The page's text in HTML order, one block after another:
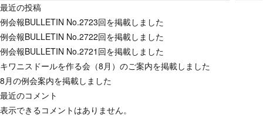
最近の投稿
例会報BULLETIN No.2723回を掲載しました
例会報BULLETIN No.2722回を掲載しました
例会報BULLETIN No.2721回を掲載しました
キワニスドールを作る会（8月）のご案内を掲載しました
8月の例会案内を掲載しました
最近のコメント
表示できるコメントはありません。